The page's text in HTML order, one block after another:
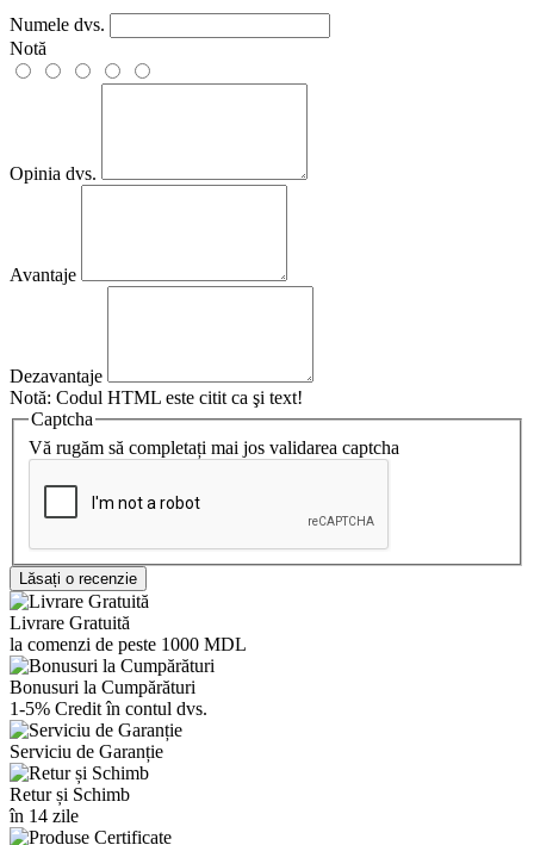
Numele dvs.
Notă
Opinia dvs.
Avantaje
Dezavantaje
Notă: Codul HTML este citit ca şi text!
Captcha
Vă rugăm să completați mai jos validarea captcha
Lăsați o recenzie
Livrare Gratuită
la comenzi de peste 1000 MDL
Bonusuri la Cumpărături
1-5% Credit în contul dvs.
Serviciu de Garanție
Retur și Schimb
în 14 zile